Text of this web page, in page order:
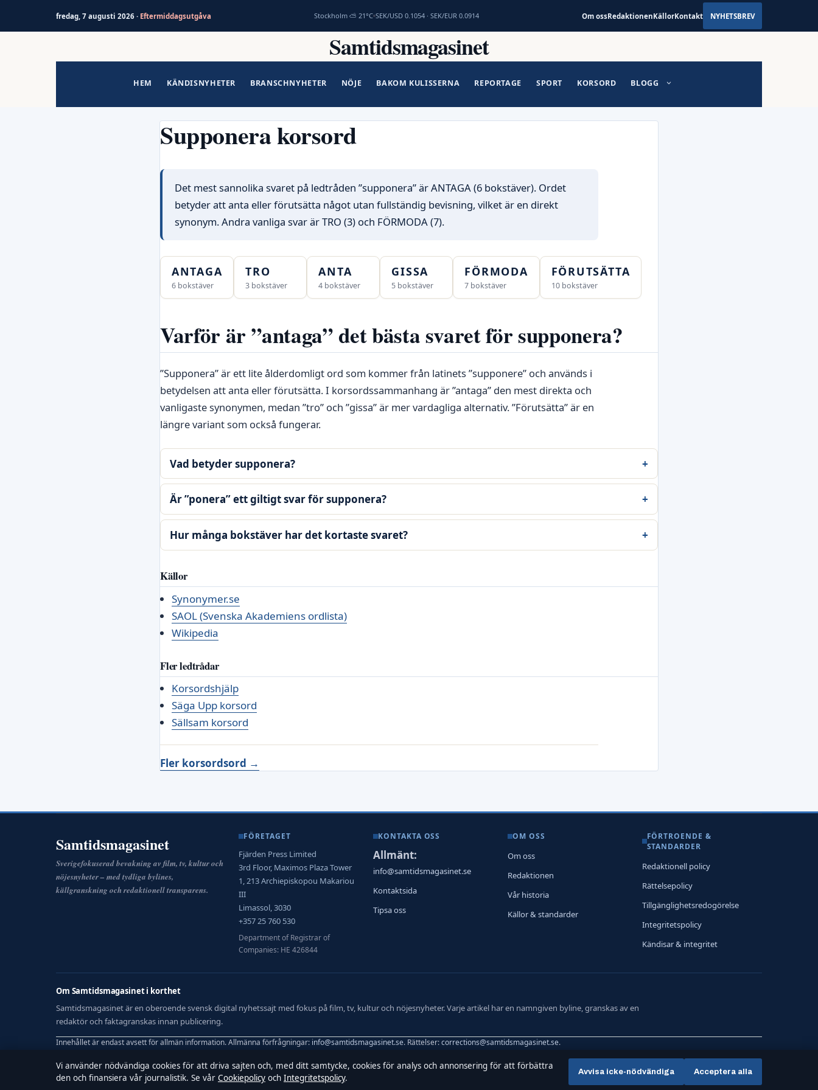
fredag, 7 augusti 2026 · Eftermiddagsutgåva Stockholm ⛅ 21°C SEK/USD 0.1054 · SEK/EUR 0.0914 Om ossRedaktionenKällorKontakt NYHETSBREV
Samtidsmagasinet
HEM KÄNDISNYHETER BRANSCHNYHETER NÖJE BAKOM KULISSERNA REPORTAGE SPORT KORSORD BLOGG
Supponera korsord
Det mest sannolika svaret på ledtråden ”supponera” är ANTAGA (6 bokstäver). Ordet
betyder att anta eller förutsätta något utan fullständig bevisning, vilket är en direkt
synonym. Andra vanliga svar är TRO (3) och FÖRMODA (7).
ANTAGA
6 bokstäver
TRO
3 bokstäver
ANTA
4 bokstäver
GISSA
5 bokstäver
FÖRMODA
7 bokstäver
FÖRUTSÄTTA
10 bokstäver
Varför är ”antaga” det bästa svaret för supponera?
”Supponera” är ett lite ålderdomligt ord som kommer från latinets ”supponere” och används i
betydelsen att anta eller förutsätta. I korsordssammanhang är ”antaga” den mest direkta och
vanligaste synonymen, medan ”tro” och ”gissa” är mer vardagliga alternativ. ”Förutsätta” är en
längre variant som också fungerar.
Vad betyder supponera?
Är ”ponera” ett giltigt svar för supponera?
Hur många bokstäver har det kortaste svaret?
Källor
Synonymer.se
SAOL (Svenska Akademiens ordlista)
Wikipedia
Fler ledtrådar
Korsordshjälp
Säga Upp korsord
Sällsam korsord
Fler korsordsord →
Samtidsmagasinet
Sverigefokuserad bevakning av film, tv, kultur och
nöjesnyheter – med tydliga bylines,
källgranskning och redaktionell transparens.
FÖRETAGET
Fjärden Press Limited
3rd Floor, Maximos Plaza Tower
1, 213 Archiepiskopou Makariou
III
Limassol, 3030
+357 25 760 530
Department of Registrar of
Companies: HE 426844
KONTAKTA OSS
Allmänt:
info@samtidsmagasinet.se
Kontaktsida
Tipsa oss
OM OSS
Om oss
Redaktionen
Vår historia
Källor & standarder
FÖRTROENDE &
STANDARDER
Redaktionell policy
Rättelsepolicy
Tillgänglighetsredogörelse
Integritetspolicy
Kändisar & integritet
Om Samtidsmagasinet i korthet
Samtidsmagasinet är en oberoende svensk digital nyhetssajt med fokus på film, tv, kultur och nöjesnyheter. Varje artikel har en namngiven byline, granskas av en
redaktör och faktagranskas innan publicering.
Innehållet är endast avsett för allmän information. Allmänna förfrågningar: info@samtidsmagasinet.se. Rättelser:corrections@samtidsmagasinet.se.
Utgivare: Fjärden Press Limited, Limassol · Ansvarig utgivare: Marcus Blom, Chefredaktör · Department of Registrar of Companies HE 426844
Vi använder nödvändiga cookies för att driva sajten och, med ditt samtycke, cookies för analys och annonsering för att förbättra
den och finansiera vår journalistik. Se vår Cookiepolicy och Integritetspolicy.
Avvisa icke-nödvändiga Acceptera alla